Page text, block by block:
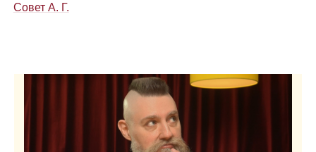
Совет А. Г.